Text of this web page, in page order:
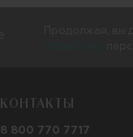
КОНТАКТЫ
8 800 770 7717